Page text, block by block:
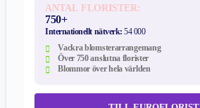
ANTAL FLORISTER:
750+
Internationellt nätverk:54 000
Vackra blomsterarrangemang
Över 750 anslutna florister
Blommor över hela världen